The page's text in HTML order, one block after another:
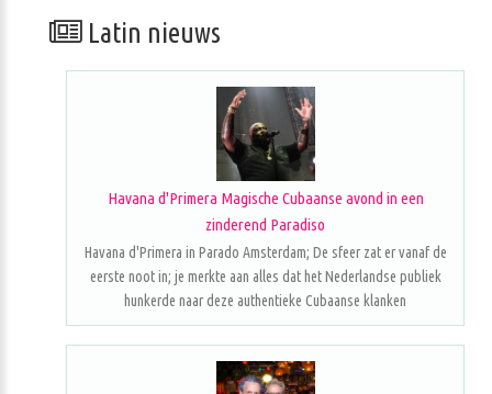
Latin nieuws
Havana d'Primera Magische Cubaanse avond in een
zinderend Paradiso
Havana d'Primera in Parado Amsterdam; De sfeer zat er vanaf de
eerste noot in; je merkte aan alles dat het Nederlandse publiek
hunkerde naar deze authentieke Cubaanse klanken